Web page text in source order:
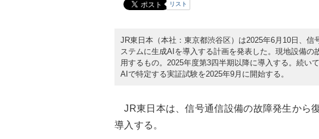
リスト
JR東日本（本社：東京都渋谷区）は2025年6月10日、
ステムに生成AIを導入する計画を発表した。現地設備
用するもの。2025年度第3四半期以降に導入する。続い
AIで特定する実証試験を2025年9月に開始する。
JR東日本は、信号通信設備の故障発生から
導入する。